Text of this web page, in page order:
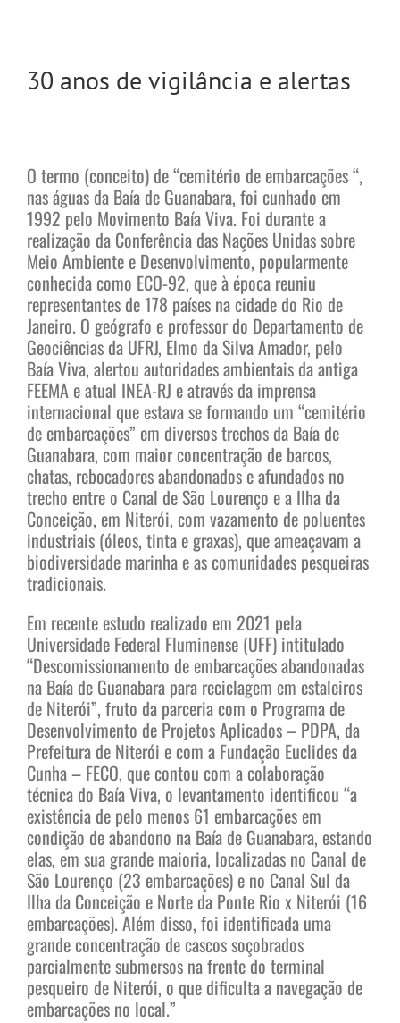
30 anos de vigilância e alertas
O termo (conceito) de “cemitério de embarcações “,
nas águas da Baía de Guanabara, foi cunhado em
1992 pelo Movimento Baía Viva. Foi durante a
realização da Conferência das Nações Unidas sobre
Meio Ambiente e Desenvolvimento, popularmente
conhecida como ECO-92, que à época reuniu
representantes de 178 países na cidade do Rio de
Janeiro. O geógrafo e professor do Departamento de
Geociências da UFRJ, Elmo da Silva Amador, pelo
Baía Viva, alertou autoridades ambientais da antiga
FEEMA e atual INEA-RJ e através da imprensa
internacional que estava se formando um “cemitério
de embarcações” em diversos trechos da Baía de
Guanabara, com maior concentração de barcos,
chatas, rebocadores abandonados e afundados no
trecho entre o Canal de São Lourenço e a Ilha da
Conceição, em Niterói, com vazamento de poluentes
industriais (óleos, tinta e graxas), que ameaçavam a
biodiversidade marinha e as comunidades pesqueiras
tradicionais.
Em recente estudo realizado em 2021 pela
Universidade Federal Fluminense (UFF) intitulado
“Descomissionamento de embarcações abandonadas
na Baía de Guanabara para reciclagem em estaleiros
de Niterói”, fruto da parceria com o Programa de
Desenvolvimento de Projetos Aplicados – PDPA, da
Prefeitura de Niterói e com a Fundação Euclides da
Cunha – FECO, que contou com a colaboração
técnica do Baía Viva, o levantamento identificou “a
existência de pelo menos 61 embarcações em
condição de abandono na Baía de Guanabara, estando
elas, em sua grande maioria, localizadas no Canal de
São Lourenço (23 embarcações) e no Canal Sul da
Ilha da Conceição e Norte da Ponte Rio x Niterói (16
embarcações). Além disso, foi identificada uma
grande concentração de cascos soçobrados
parcialmente submersos na frente do terminal
pesqueiro de Niterói, o que dificulta a navegação de
embarcações no local.”